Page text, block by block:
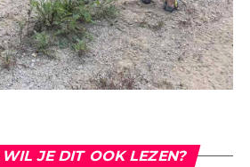
WIL JE DIT OOK LEZEN?